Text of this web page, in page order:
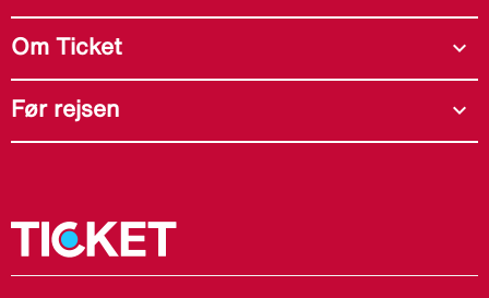
Om Ticket expand_more
Før rejsen expand_more